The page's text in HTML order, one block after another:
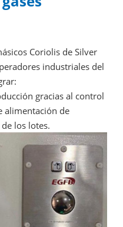
Coriolis de Silver
industriales del
gracias al control
alimentación de
los lotes.